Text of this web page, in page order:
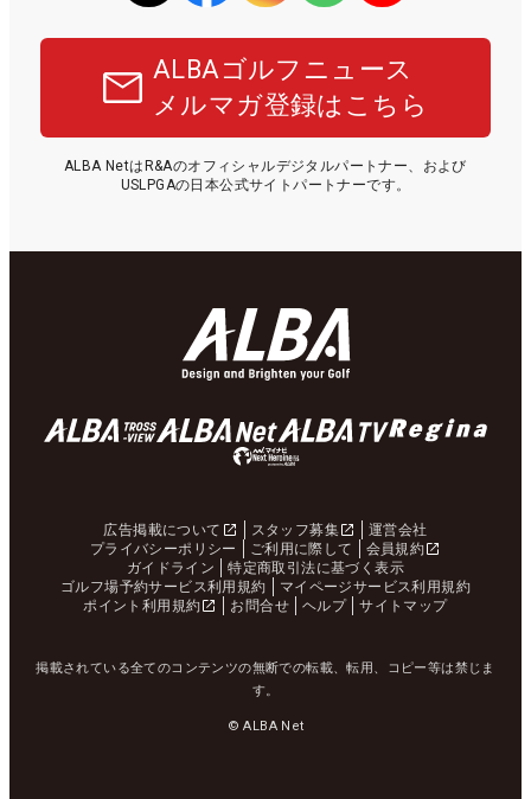
ALBAゴルフニュース
メルマガ登録はこちら
ALBA NetはR&Aのオフィシャルデジタルパートナー、および
USLPGAの日本公式サイトパートナーです。
広告掲載について スタッフ募集
運営会社
プライバシーポリシー
ご利用に際して
会員規約
ガイドライン
特定商取引法に基づく表示
ゴルフ場予約サービス利用規約
マイページサービス利用規約
ポイント利用規約
お問合せ ヘルプ サイトマップ
掲載されている全てのコンテンツの無断での転載、転用、コピー等は禁じま
す。
© ALBA Net